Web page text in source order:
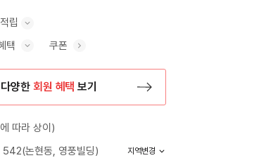
립
택 쿠폰
양한 회원 혜택 보기
따라 상이)
542(논현동, 영풍빌딩) 지역변경